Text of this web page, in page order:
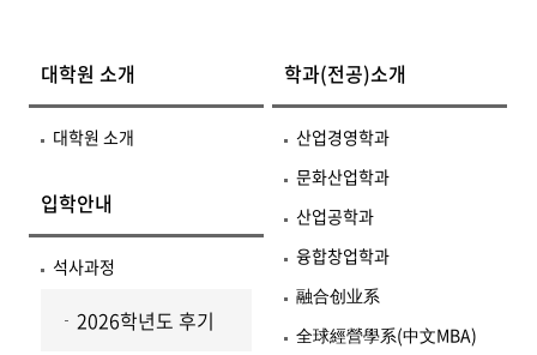
대학원 소개
대학원 소개
학과(전공)소개
산업경영학과
문화산업학과
산업공학과
융합창업학과
融合创业系
全球經營學系(中文MBA)
입학안내
석사과정
2026학년도 후기